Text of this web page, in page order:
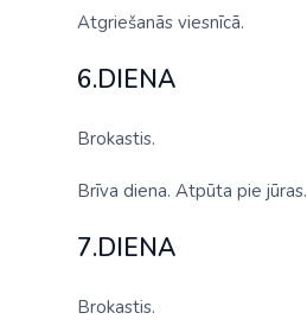
Atgriešanās viesnīcā.
6.DIENA
Brokastis.
Brīva diena. Atpūta pie jūras.
7.DIENA
Brokastis.